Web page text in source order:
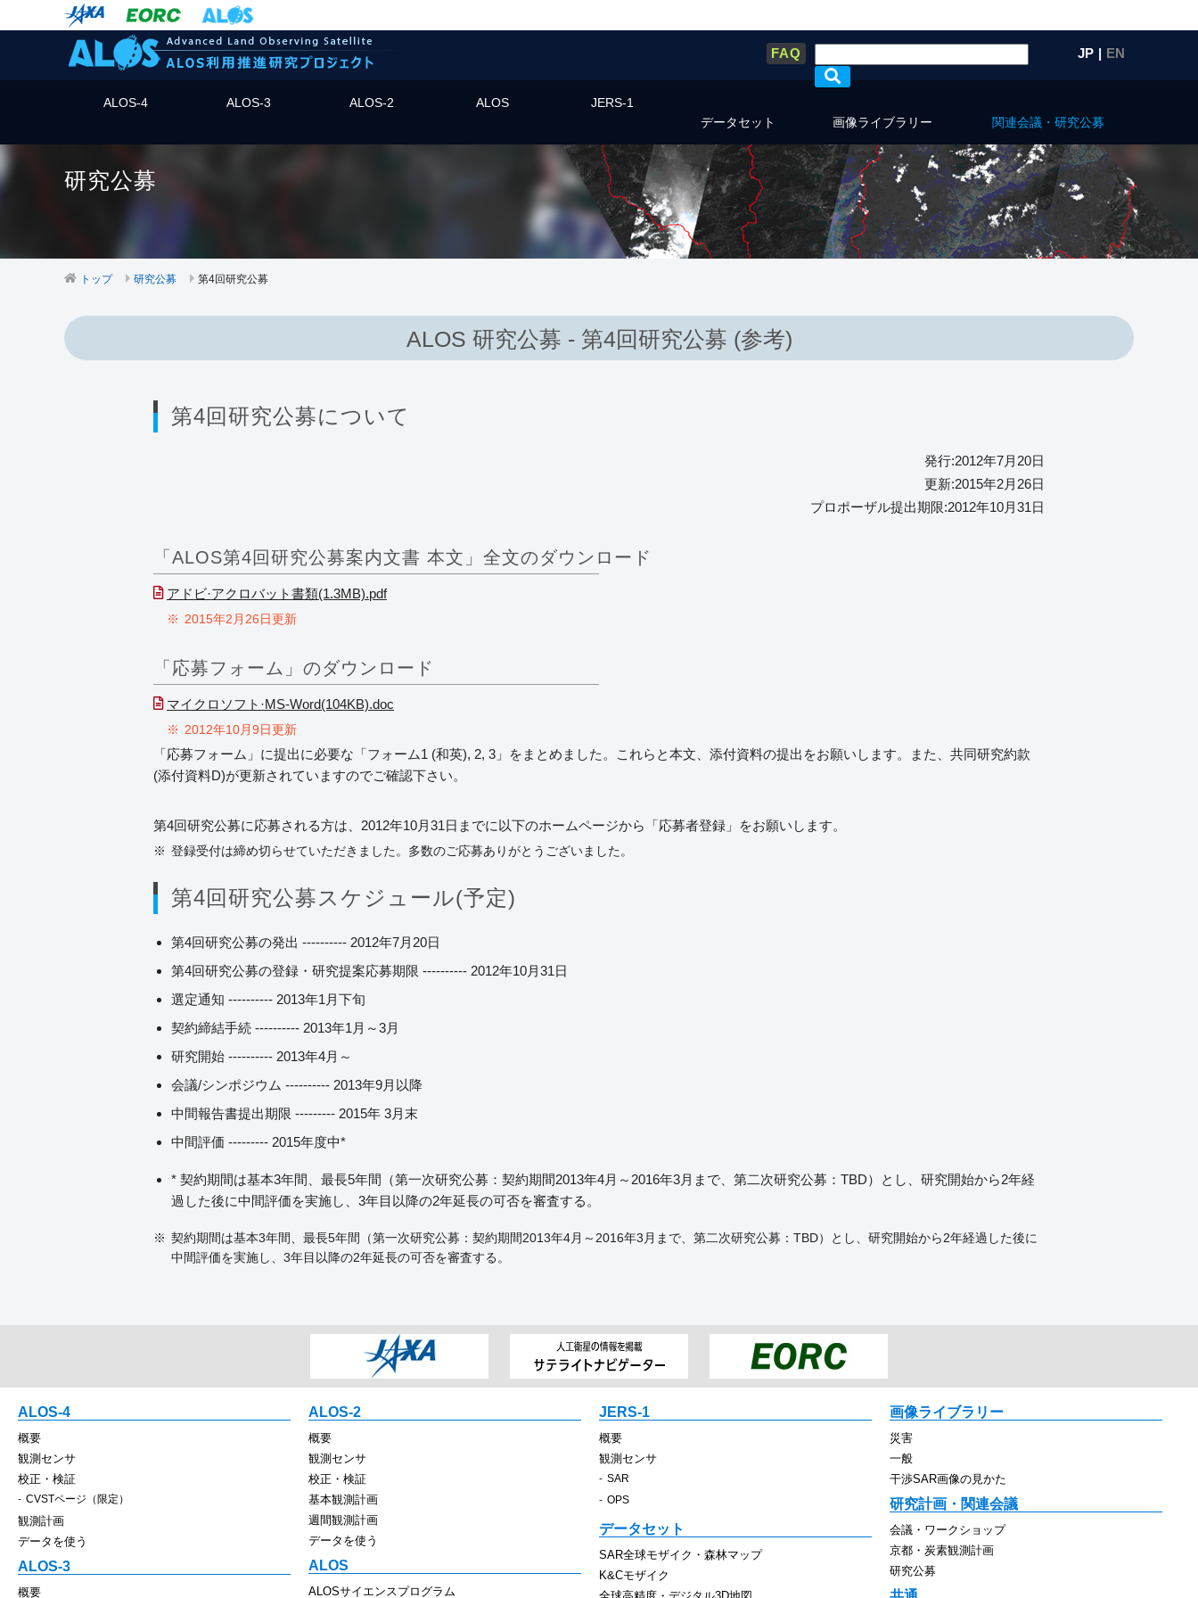
JP | EN
FAQ
ALOS-4 ALOS-3 ALOS-2 ALOS
JERS-1
データセット
画像ライブラリー 関連会議・研究公募
研究公募
トップ 研究公募 第4回研究公募
ALOS 研究公募 - 第4回研究公募 (参考)
第4回研究公募について
発行:2012年7月20日
更新:2015年2月26日
プロポーザル提出期限:2012年10月31日
「ALOS第4回研究公募案内文書 本文」全文のダウンロード
アドビ·アクロバット書類(1.3MB).pdf
2015年2月26日更新
「応募フォーム」のダウンロード
マイクロソフト·MS-Word(104KB).doc
2012年10月9日更新
「応募フォーム」に提出に必要な「フォーム1 (和英), 2, 3」をまとめました。これらと本文、添付資料の提出をお願いします。また、共同研究約款
(添付資料D)が更新されていますのでご確認下さい。
第4回研究公募に応募される方は、2012年10月31日までに以下のホームページから「応募者登録」をお願いします。
登録受付は締め切らせていただきました。多数のご応募ありがとうございました。
第4回研究公募スケジュール(予定)
第4回研究公募の発出 ---------- 2012年7月20日
第4回研究公募の登録・研究提案応募期限 ---------- 2012年10月31日
選定通知 ---------- 2013年1月下旬
契約締結手続 ---------- 2013年1月～3月
研究開始 ---------- 2013年4月～
会議/シンポジウム ---------- 2013年9月以降
中間報告書提出期限 --------- 2015年 3月末
中間評価 --------- 2015年度中*
* 契約期間は基本3年間、最長5年間（第一次研究公募：契約期間2013年4月～2016年3月まで、第二次研究公募：TBD）とし、研究開始から2年経
過した後に中間評価を実施し、3年目以降の2年延長の可否を審査する。
契約期間は基本3年間、最長5年間（第一次研究公募：契約期間2013年4月～2016年3月まで、第二次研究公募：TBD）とし、研究開始から2年経過した後に
中間評価を実施し、3年目以降の2年延長の可否を審査する。
ALOS-4
概要
観測センサ
校正・検証
CVSTページ（限定）
観測計画
データを使う
ALOS-3
概要
ALOS-2
概要
観測センサ
校正・検証
基本観測計画
週間観測計画
データを使う
ALOS
ALOSサイエンスプログラム
JERS-1
概要
観測センサ
SAR
OPS
データセット
SAR全球モザイク・森林マップ
K&Cモザイク
画像ライブラリー
災害
一般
干渉SAR画像の見かた
研究計画・関連会議
会議・ワークショップ
京都・炭素観測計画
研究公募